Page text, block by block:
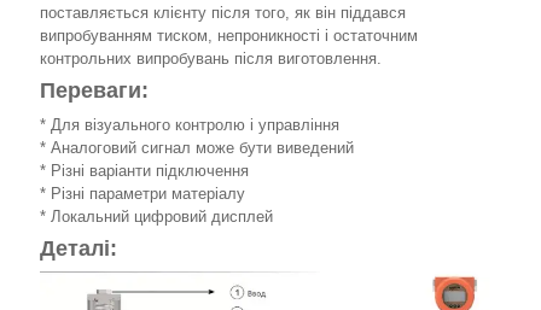
поставляється клієнту після того, як він піддався
випробуванням тиском, непроникності і остаточним
контрольних випробувань після виготовлення.
Переваги:
* Для візуального контролю і управління
* Аналоговий сигнал може бути виведений
* Різні варіанти підключення
* Різні параметри матеріалу
* Локальний цифровий дисплей
Деталі: